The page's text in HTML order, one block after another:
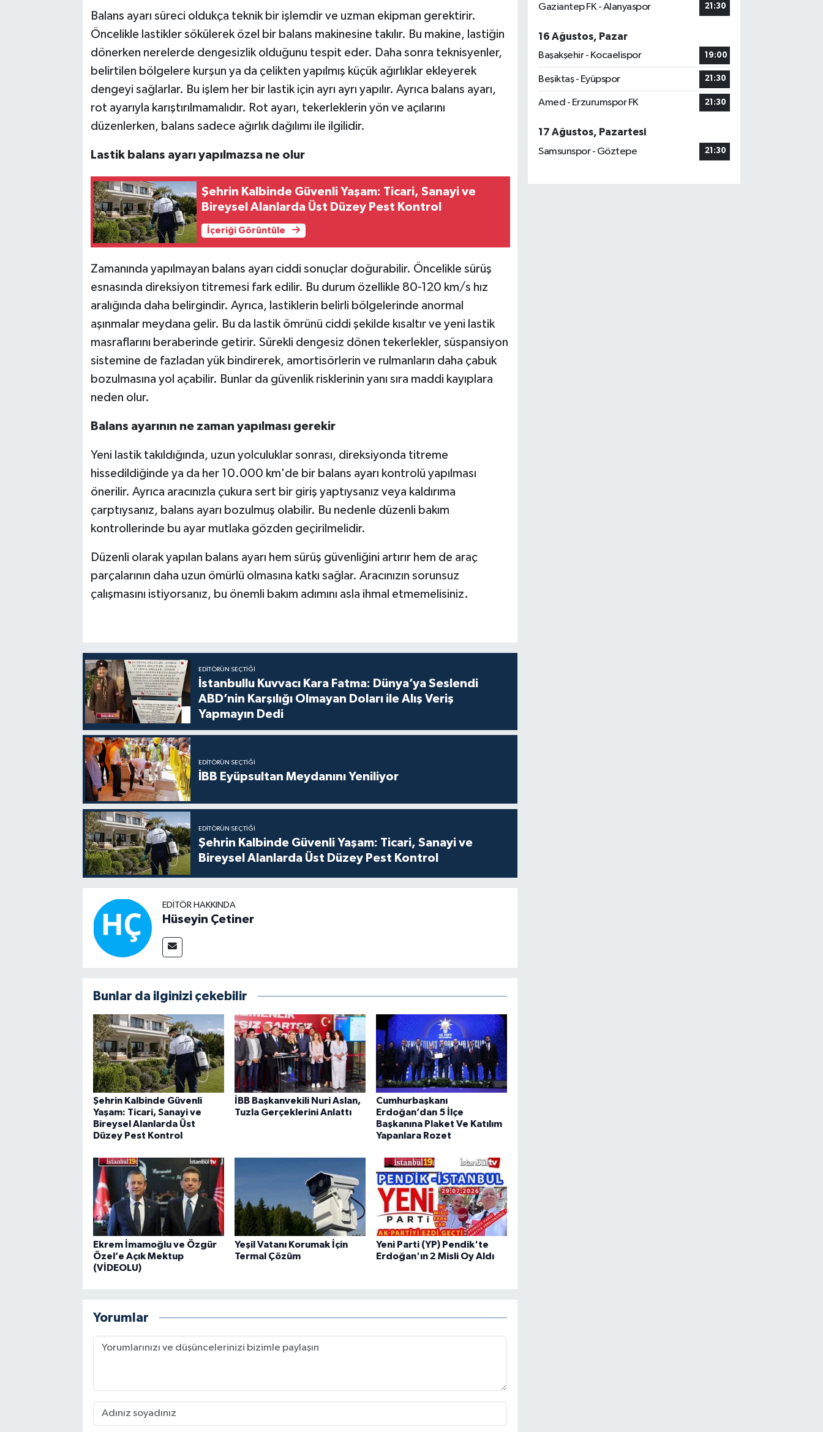
Balans ayarı süreci oldukça teknik bir işlemdir ve uzman ekipman gerektirir.
Öncelikle lastikler sökülerek özel bir balans makinesine takılır. Bu makine, lastiğin
dönerken nerelerde dengesizlik olduğunu tespit eder. Daha sonra teknisyenler,
belirtilen bölgelere kurşun ya da çelikten yapılmış küçük ağırlıklar ekleyerek
dengeyi sağlarlar. Bu işlem her bir lastik için ayrı ayrı yapılır. Ayrıca balans ayarı,
rot ayarıyla karıştırılmamalıdır. Rot ayarı, tekerleklerin yön ve açılarını
düzenlerken, balans sadece ağırlık dağılımı ile ilgilidir.
Lastik balans ayarı yapılmazsa ne olur
Şehrin Kalbinde Güvenli Yaşam: Ticari, Sanayi ve
Bireysel Alanlarda Üst Düzey Pest Kontrol
İçeriği Görüntüle
Zamanında yapılmayan balans ayarı ciddi sonuçlar doğurabilir. Öncelikle sürüş
esnasında direksiyon titremesi fark edilir. Bu durum özellikle 80-120 km/s hız
aralığında daha belirgindir. Ayrıca, lastiklerin belirli bölgelerinde anormal
aşınmalar meydana gelir. Bu da lastik ömrünü ciddi şekilde kısaltır ve yeni lastik
masraflarını beraberinde getirir. Sürekli dengesiz dönen tekerlekler, süspansiyon
sistemine de fazladan yük bindirerek, amortisörlerin ve rulmanların daha çabuk
bozulmasına yol açabilir. Bunlar da güvenlik risklerinin yanı sıra maddi kayıplara
neden olur.
Balans ayarının ne zaman yapılması gerekir
Yeni lastik takıldığında, uzun yolculuklar sonrası, direksiyonda titreme
hissedildiğinde ya da her 10.000 km'de bir balans ayarı kontrolü yapılması
önerilir. Ayrıca aracınızla çukura sert bir giriş yaptıysanız veya kaldırıma
çarptıysanız, balans ayarı bozulmuş olabilir. Bu nedenle düzenli bakım
kontrollerinde bu ayar mutlaka gözden geçirilmelidir.
Düzenli olarak yapılan balans ayarı hem sürüş güvenliğini artırır hem de araç
parçalarının daha uzun ömürlü olmasına katkı sağlar. Aracınızın sorunsuz
çalışmasını istiyorsanız, bu önemli bakım adımını asla ihmal etmemelisiniz.
EDITÖRÜN SEÇTIĞI
İstanbullu Kuvvacı Kara Fatma: Dünya’ya Seslendi
ABD’nin Karşılığı Olmayan Doları ile Alış Veriş
Yapmayın Dedi
EDITÖRÜN SEÇTIĞI
İBB Eyüpsultan Meydanını Yeniliyor
EDITÖRÜN SEÇTIĞI
Şehrin Kalbinde Güvenli Yaşam: Ticari, Sanayi ve
Bireysel Alanlarda Üst Düzey Pest Kontrol
EDITÖR HAKKINDA
Hüseyin Çetiner
Bunlar da ilginizi çekebilir
Şehrin Kalbinde Güvenli
Yaşam: Ticari, Sanayi ve
Bireysel Alanlarda Üst
Düzey Pest Kontrol
İBB Başkanvekili Nuri Aslan,
Tuzla Gerçeklerini Anlattı
Cumhurbaşkanı
Erdoğan’dan 5 İlçe
Başkanına Plaket Ve Katılım
Yapanlara Rozet
Ekrem İmamoğlu ve Özgür
Özel’e Açık Mektup
(VİDEOLU)
Yeşil Vatanı Korumak İçin
Termal Çözüm
Yeni Parti (YP) Pendik'te
Erdoğan'ın 2 Misli Oy Aldı
Yorumlar
Gaziantep FK - Alanyaspor 21:30
16 Ağustos, Pazar
Başakşehir - Kocaelispor
19:00
Beşiktaş - Eyüpspor 21:30
Amed - Erzurumspor FK 21:30
17 Ağustos, Pazartesi
Samsunspor - Göztepe
21:30